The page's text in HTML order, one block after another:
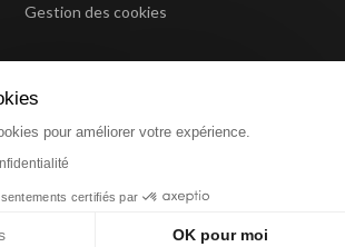
Gestion des cookies
pour améliorer votre expérience.
certifiés par
OK pour moi